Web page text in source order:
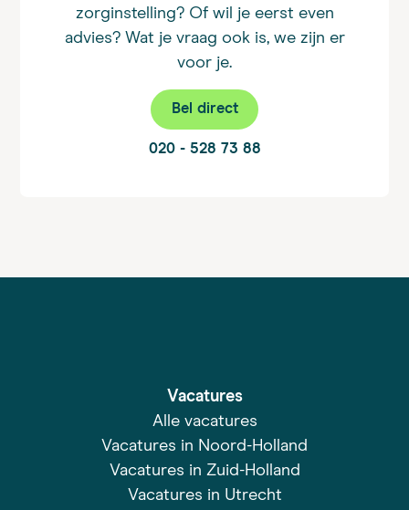
zorginstelling? Of wil je eerst even
advies? Wat je vraag ook is, we zijn er
voor je.
Bel direct
020 - 528 73 88
Vacatures
Alle vacatures
Vacatures in Noord-Holland
Vacatures in Zuid-Holland
Vacatures in Utrecht